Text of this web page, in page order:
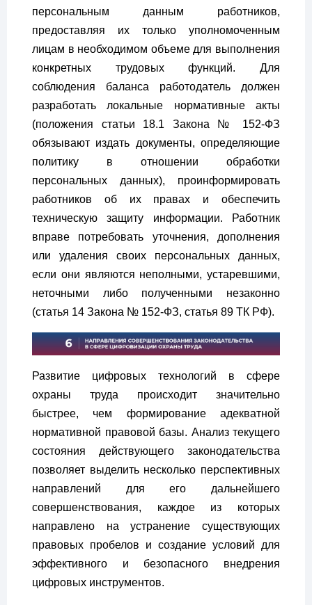
персональным данным работников,
предоставляя их только уполномоченным
лицам в необходимом объеме для выполнения
конкретных трудовых функций. Для
соблюдения баланса работодатель должен
разработать локальные нормативные акты
(положения статьи 18.1 Закона № 152-ФЗ
обязывают издать документы, определяющие
политику в отношении обработки
персональных данных), проинформировать
работников об их правах и обеспечить
техническую защиту информации. Работник
вправе потребовать уточнения, дополнения
или удаления своих персональных данных,
если они являются неполными, устаревшими,
неточными либо полученными незаконно
(статья 14 Закона № 152-ФЗ, статья 89 ТК РФ).
Развитие цифровых технологий в сфере
охраны труда происходит значительно
быстрее, чем формирование адекватной
нормативной правовой базы. Анализ текущего
состояния действующего законодательства
позволяет выделить несколько перспективных
направлений для его дальнейшего
совершенствования, каждое из которых
направлено на устранение существующих
правовых пробелов и создание условий для
эффективного и безопасного внедрения
цифровых инструментов.